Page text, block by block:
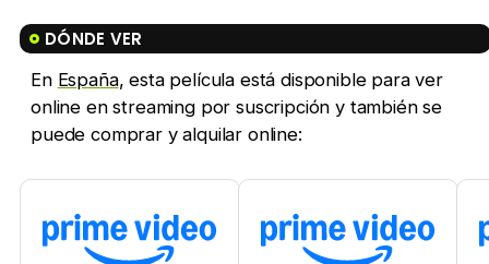
DÓNDE VER
En España, esta película está disponible para ver
online en streaming por suscripción y también se
puede comprar y alquilar online: